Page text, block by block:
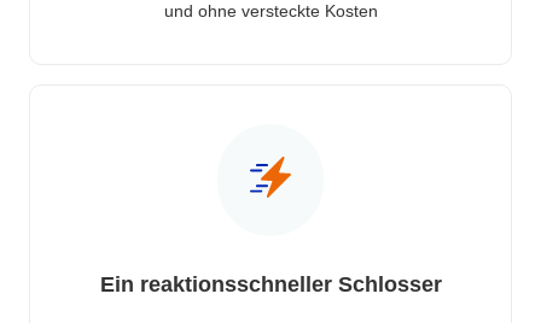
und ohne versteckte Kosten
Ein reaktionsschneller Schlosser